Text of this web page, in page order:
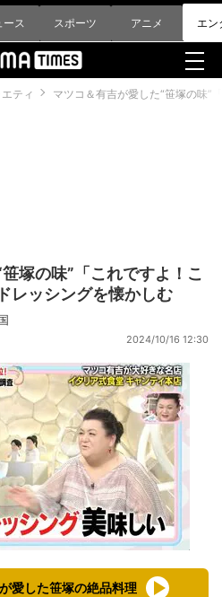
ース スポーツ アニメ エン
ティ マツコ＆有吉が愛した“笹塚の味”
塚の味”「これですよ！こ
レッシングを懐かしむ
2024/10/16 12:30
愛した笹塚の絶品料理